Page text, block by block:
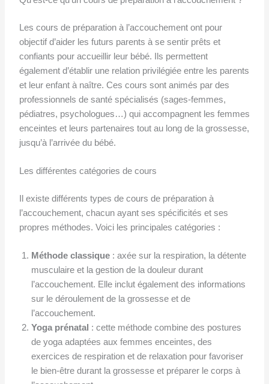
Les cours de préparation à l’accouchement ont pour
objectif d’aider les futurs parents à se sentir prêts et
confiants pour accueillir leur bébé. Ils permettent
également d’établir une relation privilégiée entre les parents
et leur enfant à naître. Ces cours sont animés par des
professionnels de santé spécialisés (sages-femmes,
pédiatres, psychologues…) qui accompagnent les femmes
enceintes et leurs partenaires tout au long de la grossesse,
jusqu’à l’arrivée du bébé.
Les différentes catégories de cours
Il existe différents types de cours de préparation à
l’accouchement, chacun ayant ses spécificités et ses
propres méthodes. Voici les principales catégories :
Méthode classique: axée sur la respiration, la détente
musculaire et la gestion de la douleur durant
l’accouchement. Elle inclut également des informations
sur le déroulement de la grossesse et de
l’accouchement.
Yoga prénatal : cette méthode combine des postures
de yoga adaptées aux femmes enceintes, des
exercices de respiration et de relaxation pour favoriser
le bien-être durant la grossesse et préparer le corps à